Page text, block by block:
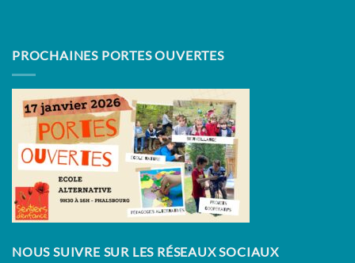
PROCHAINES PORTES OUVERTES
NOUS SUIVRE SUR LES RÉSEAUX SOCIAUX